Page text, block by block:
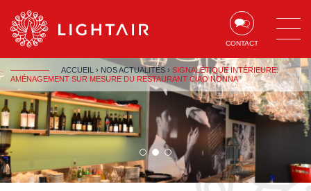
Aller au contenu Aller à la recherche
CONTACT
ACCUEIL › NOS ACTUALITÉS › SIGNALÉTIQUE INTÉRIEURE:
AMÉNAGEMENT SUR MESURE DU RESTAURANT CIAO NONNA
1
sur
1
sur
1
1